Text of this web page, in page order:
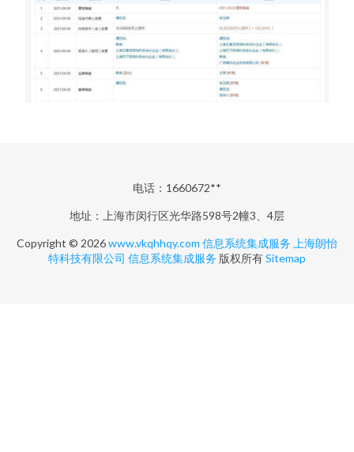
电话：1660672**
地址：上海市闵行区光华路598号2幢3、4层
Copyright © 2026www.vkqhhqy.com 信息系统集成服务 上海朗怡
特科技有限公司 信息系统集成服务 版权所有Sitemap